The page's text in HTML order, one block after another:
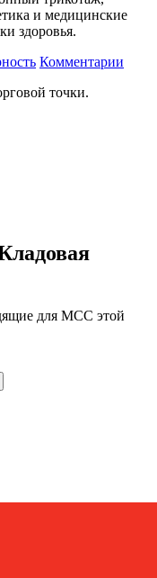
и медицинские
здоровья.
Комментарии
точки.
для MCC этой